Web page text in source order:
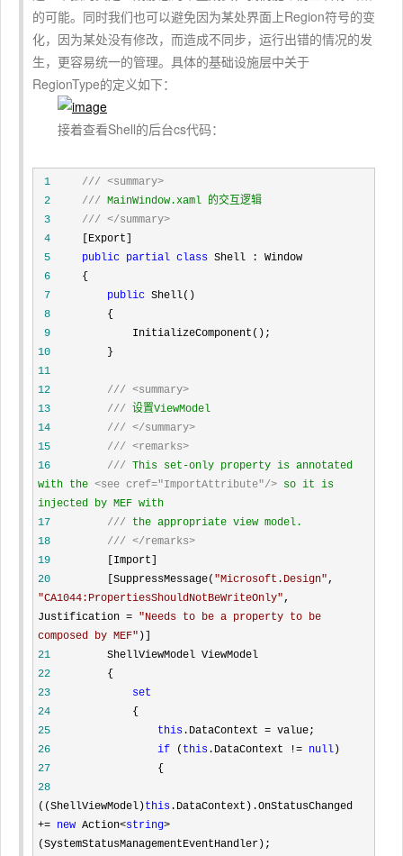
的可能。同时我们也可以避免因为某处界面上Region符号的变
化，因为某处没有修改，而造成不同步，运行出错的情况的发
生，更容易统一的管理。具体的基础设施层中关于
RegionType的定义如下：
接着查看Shell的后台cs代码：
1 /// <summary>
2
///
3
/// </summary>
4
5
public partial class
6
7
public
8
9
10
11
12
/// <summary>
13
///
14
/// </summary>
15
/// <remarks>
16
/// This set-only property is annotated
with the <see cref="ImportAttribute"/> so it is
17
///
18
/// </remarks>
19
20
         [SuppressMessage(
"Microsoft.Design"
"CA1044:PropertiesShouldNotBeWriteOnly",
Justification = "Needs to be a property to be
composed by MEF"
21
22
23
set
24
25
this .DataContext =
26
if ( this .DataContext != null
27
28
((ShellViewModel)this .DataContext).OnStatusChanged
+= new Action<string>